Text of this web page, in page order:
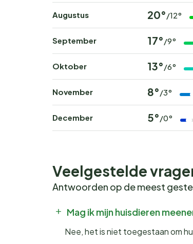
Augustus 20° /12°
September 17° /9°
Oktober 13° /6°
November 8° /3°
December 5° /0°
Veelgestelde
Antwoorden op de meest
Mag ik mijn huisdieren
Nee, het is niet toegestaan om